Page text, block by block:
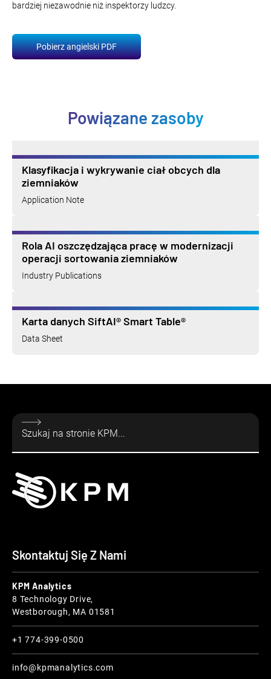
bardziej niezawodnie niż inspektorzy ludzcy.
Pobierz angielski PDF
Powiązane zasoby
Klasyfikacja i wykrywanie ciał obcych dla
ziemniaków
Application Note
Rola AI oszczędzająca pracę w modernizacji
operacji sortowania ziemniaków
Industry Publications
Karta danych SiftAI® Smart Table®
Data Sheet
Skontaktuj Się Z Nami
KPM Analytics
8 Technology Drive,
Westborough, MA 01581
+1 774-399-0500
info@kpmanalytics.com